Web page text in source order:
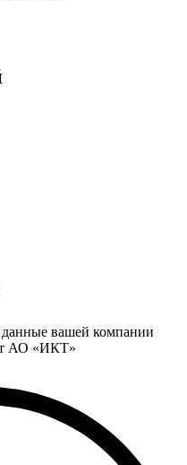
данные вашей компании
АО «ИКТ»